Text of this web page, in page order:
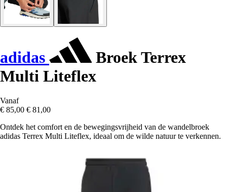
adidas
Broek Terrex
Multi Liteflex
Vanaf
€ 85,00 € 81,00
Ontdek het comfort en de bewegingsvrijheid van de wandelbroek
adidas Terrex Multi Liteflex, ideaal om de wilde natuur te verkennen.